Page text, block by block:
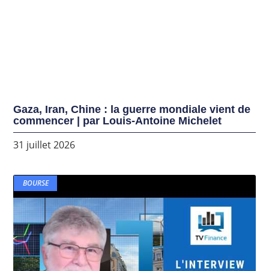
Gaza, Iran, Chine : la guerre mondiale vient de
commencer | par Louis-Antoine Michelet
31 juillet 2026
BOURSE